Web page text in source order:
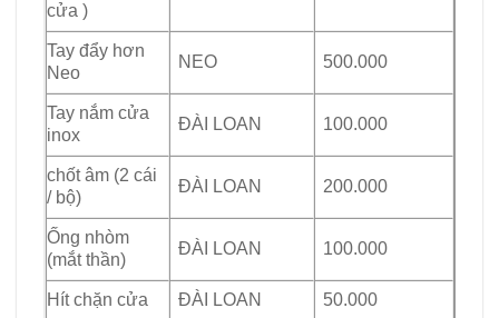
cửa )
Tay đẩy hơn
Neo
NEO 500.000
Tay nắm cửa
inox
ĐÀI LOAN 100.000
chốt âm (2 cái
/ bộ)
ĐÀI LOAN 200.000
Ống nhòm
(mắt thần)
ĐÀI LOAN 100.000
Hít chặn cửa ĐÀI LOAN 50.000